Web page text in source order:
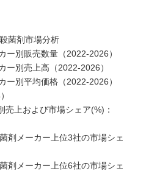
菌剤市場分析
ー別販売数量（2022-2026）
ー別売上高（2022-2026）
ー別平均価格（2022-2026）
上および市場シェア(%)：
剤メーカー上位3社の市場シェ
剤メーカー上位6社の市場シェ